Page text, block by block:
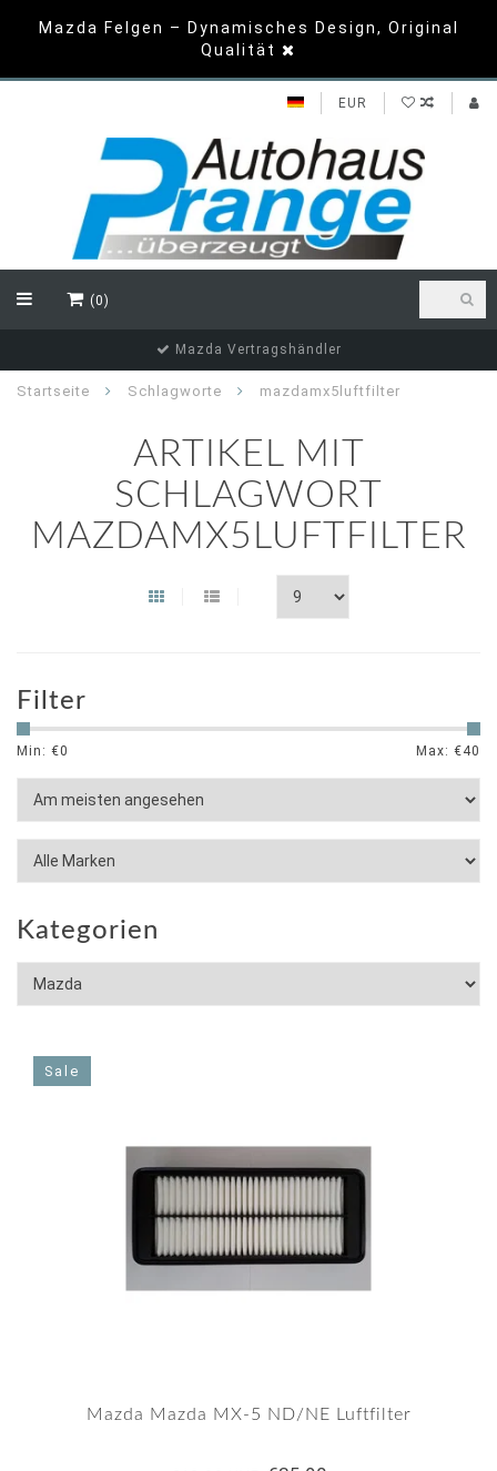
Mazda Felgen – Dynamisches Design, Original
Qualität
EUR
(0)
Mazda Vertragshändler
Startseite Schlagworte mazdamx5luftfilter
ARTIKEL MIT
SCHLAGWORT
MAZDAMX5LUFTFILTER
Filter
Min: €0 Max: €40
Kategorien
Sale
Mazda Mazda MX-5 ND/NE Luftfilter